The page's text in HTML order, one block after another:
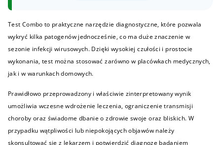
Test Combo to praktyczne narzędzie diagnostyczne, które pozwala
wykryć kilka patogenów jednocześnie, co ma duże znaczenie w
sezonie infekcji wirusowych. Dzięki wysokiej czułości i prostocie
wykonania, test można stosować zarówno w placówkach medycznych,
jak i w warunkach domowych.
Prawidłowo przeprowadzony i właściwie zinterpretowany wynik
umożliwia wczesne wdrożenie leczenia, ograniczenie transmisji
choroby oraz świadome dbanie o zdrowie swoje oraz bliskich. W
przypadku wątpliwości lub niepokojących objawów należy
skonsultować się z lekarzem i potwierdzić diagnozę badaniem